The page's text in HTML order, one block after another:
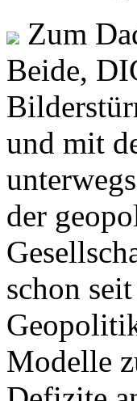
Zum
Beide,
und mit
der
schon
Modelle